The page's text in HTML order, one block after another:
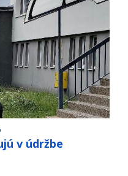
v údržbe